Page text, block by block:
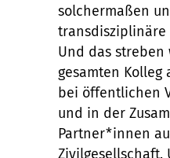
solchermaßen
Und das streben
gesamten Kolleg
bei öffentlichen
und in der
Partner*innen
Zivilgesellschaft.